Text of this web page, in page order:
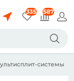
335 587
системы